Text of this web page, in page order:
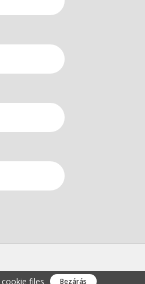
cookie files Bezárás